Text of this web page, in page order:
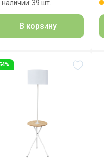
наличии: 39 шт.
В корзину